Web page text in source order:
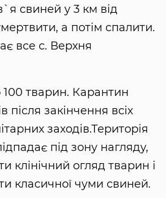
свиней у 3 км від
а потім спалити.
все с. Верхня
тварин. Карантин
після закінчення всіх
заходів.Територія
під зону нагляду,
клінічний огляд тварин і
класичної чуми свиней.